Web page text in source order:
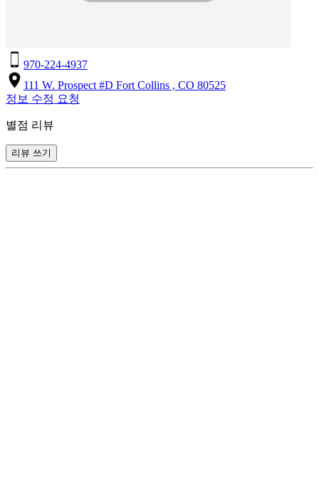
970-224-4937
111 W. Prospect #D Fort Collins , CO 80525
정보 수정 요청
별점 리뷰
리뷰 쓰기